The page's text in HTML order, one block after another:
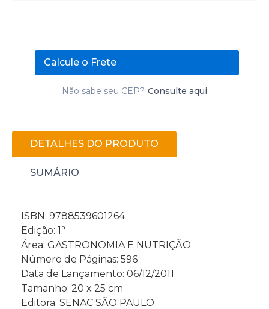
Calcule o Frete
Não sabe seu CEP? Consulte aqui
DETALHES DO PRODUTO
SUMÁRIO
ISBN: 9788539601264
Edição: 1ª
Área: GASTRONOMIA E NUTRIÇÃO
Número de Páginas: 596
Data de Lançamento: 06/12/2011
Tamanho: 20 x 25 cm
Editora: SENAC SÃO PAULO